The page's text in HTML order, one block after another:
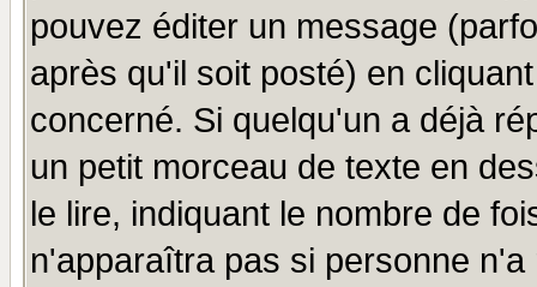
pouvez éditer un message
après qu'il soit posté) en
concerné. Si quelqu'un a déjà
un petit morceau de texte en
le lire, indiquant le nombre de
n'apparaîtra pas si personne